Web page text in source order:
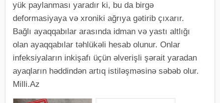
yük paylanması yaradır ki, bu da birgə
deformasiyaya və xroniki ağrıya gətirib çıxarır.
Bağlı ayaqqabılar arasında idman və yastı altlığı
olan ayaqqabılar təhlükəli hesab olunur. Onlar
infeksiyaların inkişafı üçün əlverişli şərait yaradan
ayaqların həddindən artıq istiləşməsinə səbəb olur.
Milli.Az